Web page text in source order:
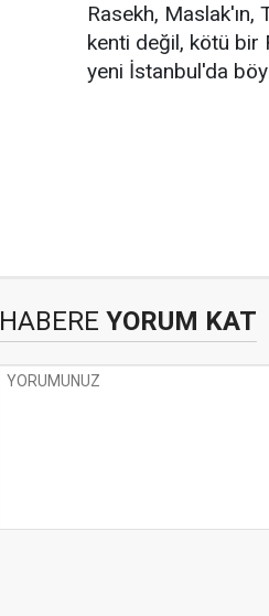
Rasekh,
kenti değil, kötü bir
yeni İstanbul'da
HABERE YORUM KAT